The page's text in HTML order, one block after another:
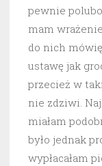
pewnie
mam
do nich
ustawę jak
przecież w
nie zdziwi.
miałam
było jednak
wypłacałam